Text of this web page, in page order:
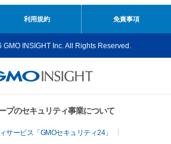
利用規約 免責事項
INSIGHT Inc. All Rights Reserved.
プのセキュリティ事業について
サービス「GMOセキュリティ24」